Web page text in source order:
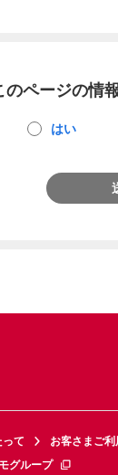
のページの情
はい
て お客さまご
グループ